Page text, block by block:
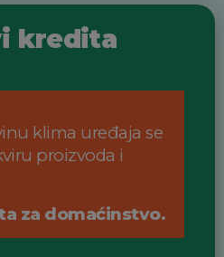
kredita
klima uređaja se
proizvoda i
za domaćinstvo.